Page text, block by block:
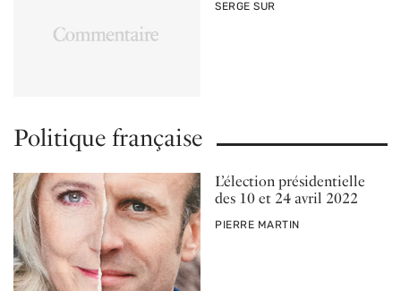
PAR
SERGE SUR
Politique française
L’élection présidentielle
des 10 et 24 avril 2022
PAR
PIERRE MARTIN